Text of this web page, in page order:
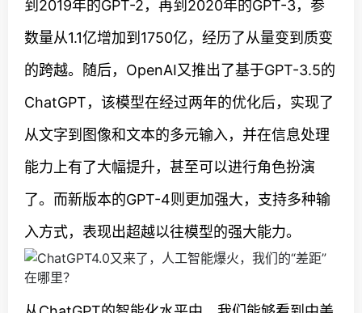
到2019年的GPT-2，再到2020年的GPT-3，参
数量从1.1亿增加到1750亿，经历了从量变到质变
的跨越。随后，OpenAI又推出了基于GPT-3.5的
ChatGPT，该模型在经过两年的优化后，实现了
从文字到图像和文本的多元输入，并在信息处理
能力上有了大幅提升，甚至可以进行角色扮演
了。而新版本的GPT-4则更加强大，支持多种输
入方式，表现出超越以往模型的强大能力。